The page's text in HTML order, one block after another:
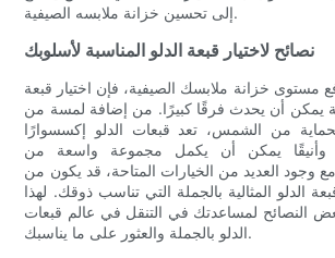
إلى تحسين خزانة ملابسه الصيفية.
نصائح لاختيار قبعة الدلو المناسبة لأسلوبك
مستوى خزانة ملابسك الصيفية، فإن اختيار قبعة
يمكن أن يحدث فرقًا كبيرًا. من إضافة لمسة من
من الشمس، تعد قبعات الدلو إكسسوارًا
وأنيقًا يمكن أن يكمل مجموعة واسعة من
وجود العديد من الخيارات المتاحة، قد يكون من
الدلو المثالية بالجملة التي تناسب ذوقك. لهذا
النصائح لمساعدتك في التنقل في عالم قبعات
الدلو بالجملة والعثور على ما يناسبك.